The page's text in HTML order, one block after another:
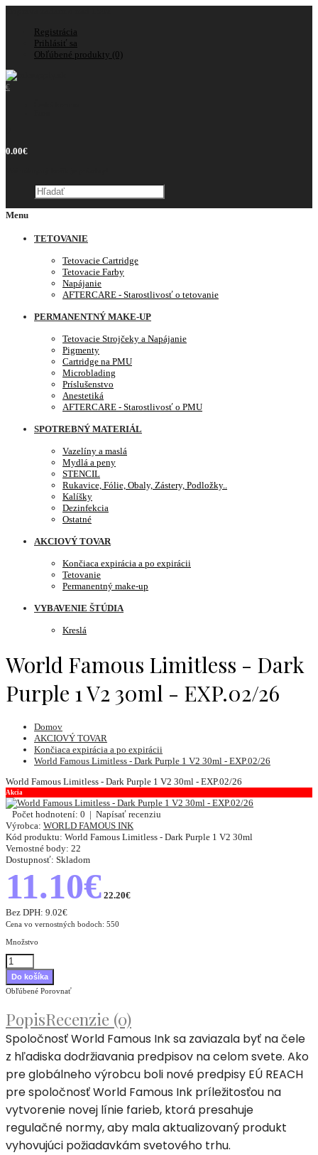
Registrácia
Prihlásiť sa
Obľúbené produkty (0)
€
0.00€
Menu
TETOVANIE
Tetovacie Cartridge
Tetovacie Farby
Napájanie
AFTERCARE - Starostlivosť o tetovanie
PERMANENTNÝ MAKE-UP
Tetovacie Strojčeky a Napájanie
Pigmenty
Cartridge na PMU
Microblading
Príslušenstvo
Anestetiká
AFTERCARE - Starostlivosť o PMU
SPOTREBNÝ MATERIÁL
Vazelíny a maslá
Mydlá a peny
STENCIL
Rukavice, Fólie, Obaly, Zástery, Podložky..
Kalíšky
Dezinfekcia
Ostatné
AKCIOVÝ TOVAR
Končiaca expirácia a po expirácii
Tetovanie
Permanentný make-up
VYBAVENIE ŠTÚDIA
Kreslá
World Famous Limitless - Dark
Purple 1 V2 30ml - EXP.02/26
Domov
AKCIOVÝ TOVAR
Končiaca expirácia a po expirácii
World Famous Limitless - Dark Purple 1 V2 30ml - EXP.02/26
World Famous Limitless - Dark Purple 1 V2 30ml - EXP.02/26
Akcia
Počet hodnotení: 0 | Napísať recenziu
Výrobca: WORLD FAMOUS INK
Kód produktu: World Famous Limitless - Dark Purple 1 V2 30ml
Vernostné body: 22
Dostupnosť: Skladom
11.10€ 22.20€
Bez DPH: 9.02€
Cena vo vernostných bodoch: 550
Množstvo
Obľúbené Porovnať
PopisRecenzie (0)
Spoločnosť World Famous Ink sa zaviazala byť na čele
z hľadiska dodržiavania predpisov na celom svete. Ako
pre globálneho výrobcu boli nové predpisy EÚ REACH
pre spoločnosť World Famous Ink príležitosťou na
vytvorenie novej línie farieb, ktorá presahuje
regulačné normy, aby mala aktualizovaný produkt
vyhovujúci požiadavkám svetového trhu.